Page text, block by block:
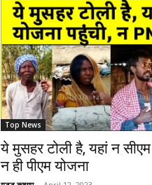
Top News
ये मुसहर टोली है, यहां न
न ही पीएम योजना